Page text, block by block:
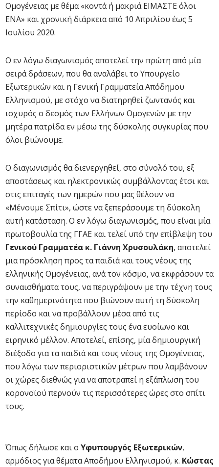
Ομογένειας με θέμα «κοντά ή μακριά ΕΙΜΑΣΤΕ όλοι
ΕΝΑ» και χρονική διάρκεια από 10 Απριλίου έως 5
Ιουλίου 2020.
Ο εν λόγω διαγωνισμός αποτελεί την πρώτη από μία
σειρά δράσεων, που θα αναλάβει το Υπουργείο
Εξωτερικών και η Γενική Γραμματεία Απόδημου
Ελληνισμού, με στόχο να διατηρηθεί ζωντανός και
ισχυρός ο δεσμός των Ελλήνων Ομογενών με την
μητέρα πατρίδα εν μέσω της δύσκολης συγκυρίας που
όλοι βιώνουμε.
Ο διαγωνισμός θα διενεργηθεί, στο σύνολό του, εξ
αποστάσεως και ηλεκτρονικώς συμβάλλοντας έτσι και
στις επιταγές των ημερών που μας θέλουν να
«Μένουμε Σπίτι», ώστε να ξεπεράσουμε τη δύσκολη
αυτή κατάσταση. Ο εν λόγω διαγωνισμός, που είναι μία
πρωτοβουλία της ΓΓΑΕ και τελεί υπό την επίβλεψη του
Γενικού Γραμματέα κ. Γιάννη Χρυσουλάκη, αποτελεί
μια πρόσκληση προς τα παιδιά και τους νέους της
ελληνικής Ομογένειας, ανά τον κόσμο, να εκφράσουν τα
συναισθήματα τους, να περιγράψουν με την τέχνη τους
την καθημερινότητα που βιώνουν αυτή τη δύσκολη
περίοδο και να προβάλλουν μέσα από τις
καλλιτεχνικές δημιουργίες τους ένα ευοίωνο και
ειρηνικό μέλλον. Αποτελεί, επίσης, μία δημιουργική
διέξοδο για τα παιδιά και τους νέους της Ομογένειας,
που λόγω των περιοριστικών μέτρων που λαμβάνουν
οι χώρες διεθνώς για να αποτραπεί η εξάπλωση του
κορονοϊού περνούν τις περισσότερες ώρες στο σπίτι
τους.
Όπως δήλωσε και ο Υφυπουργός Εξωτερικών,
αρμόδιος για θέματα Αποδήμου Ελληνισμού, κ. Κώστας